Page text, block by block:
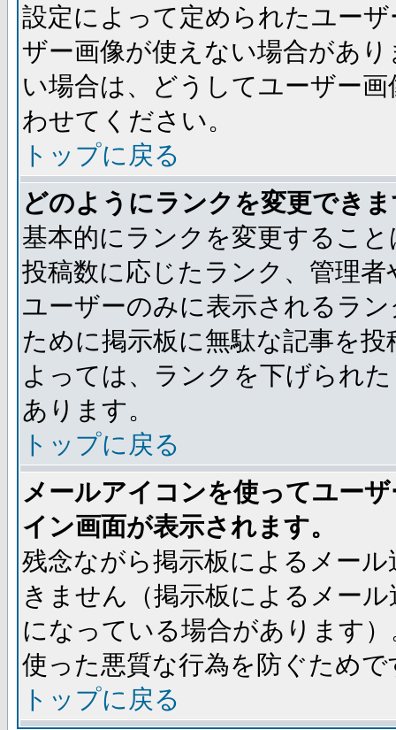
設定によって定められたユー
ザー画像が使えない場合があ
い場合は、どうしてユーザー
わせてください。
トップに戻る
どのようにランクを変更でき
基本的にランクを変更するこ
投稿数に応じたランク、管理
ユーザーのみに表示されるラ
ために掲示板に無駄な記事を
よっては、ランクを下げられ
あります。
トップに戻る
メールアイコンを使ってユー
イン画面が表示されます。
残念ながら掲示板によるメー
きません（掲示板によるメー
になっている場合があります
使った悪質な行為を防ぐためで
トップに戻る